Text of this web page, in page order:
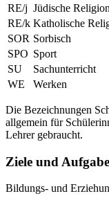
RE/j Jüdische Religion
RE/k Katholische
SOR Sorbisch
SPO Sport
SU
Sachunterricht
WE
Werken
Die Bezeichnungen
allgemein für
Lehrer gebraucht.
Ziele und
Bildungs- und